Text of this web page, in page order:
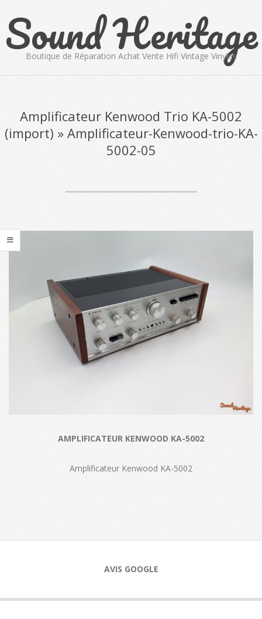
content
Sound Heritage
Boutique de Réparation Achat Vente Hifi Vintage Vinyles
Amplificateur Kenwood Trio KA-5002
(import) » Amplificateur-Kenwood-trio-KA-
5002-05
AMPLIFICATEUR KENWOOD KA-5002
Amplificateur Kenwood KA-5002
AVIS GOOGLE